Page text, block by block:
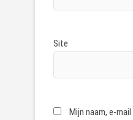
Site
Mijn naam, e-